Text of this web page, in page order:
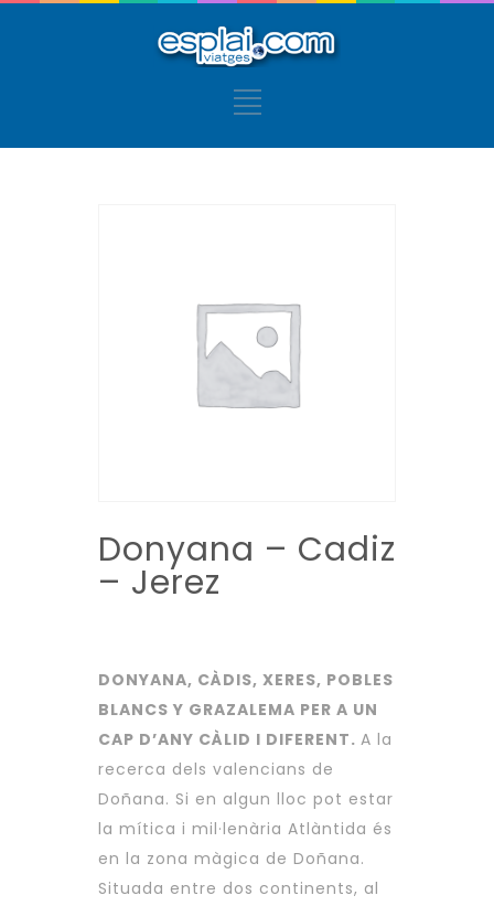
Donyana – Cadiz
– Jerez
DONYANA, CÀDIS, XERES, POBLES
BLANCS Y GRAZALEMA PER A UN
CAP D’ANY CÀLID I DIFERENT. A la
recerca dels valencians de
Doñana. Si en algun lloc pot estar
la mítica i mil·lenària Atlàntida és
en la zona màgica de Doñana.
Situada entre dos continents, al